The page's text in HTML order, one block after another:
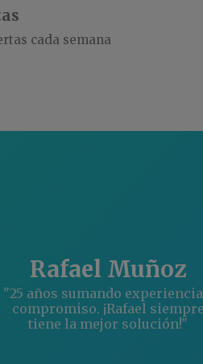
cada semana
Rafael Muñoz
"25 años sumando
compromiso. ¡Rafael siempre
tiene la mejor solución!"